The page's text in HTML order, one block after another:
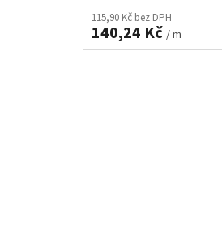
115,90 Kč bez DPH
140,24 Kč / m